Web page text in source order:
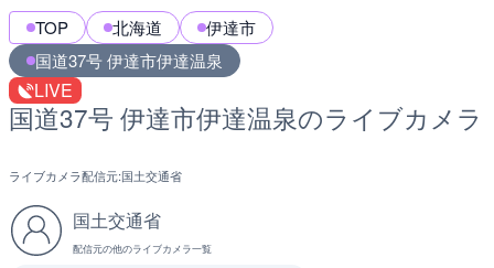
TOP 北海道
伊達市
国道37号 伊達市伊達温泉
LIVE
国道37号 伊達市伊達温泉のライブカメラ
ライブカメラ配信元:国土交通省
国土交通省
配信元の他のライブカメラ一覧